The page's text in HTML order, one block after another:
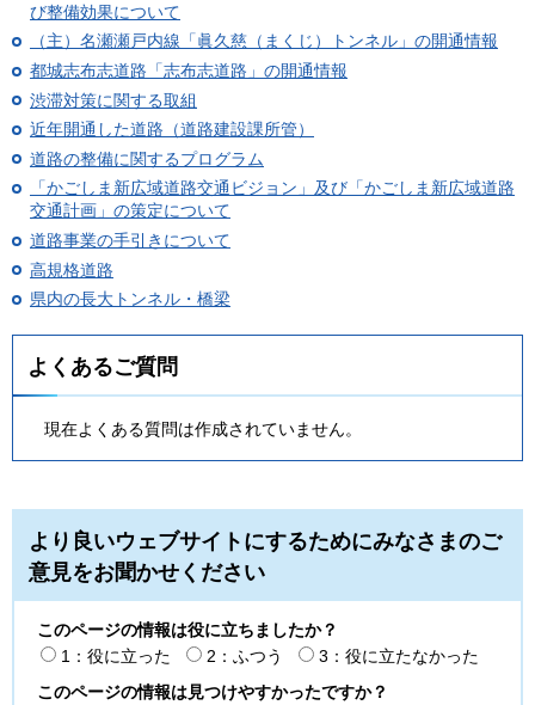
び整備効果について
（主）名瀬瀬戸内線「眞久慈（まくじ）トンネル」の開通情報
都城志布志道路「志布志道路」の開通情報
渋滞対策に関する取組
近年開通した道路（道路建設課所管）
道路の整備に関するプログラム
「かごしま新広域道路交通ビジョン」及び「かごしま新広域道路
交通計画」の策定について
道路事業の手引きについて
高規格道路
県内の長大トンネル・橋梁
よくあるご質問
現在よくある質問は作成されていません。
より良いウェブサイトにするためにみなさまのご
意見をお聞かせください
このページの情報は役に立ちましたか？
1：役に立った
2：ふつう
3：役に立たなかった
このページの情報は見つけやすかったですか？